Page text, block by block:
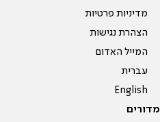
מדיניות פרטיות
הצהרת נגישות
המייל האדום
עברית
English
מדורים